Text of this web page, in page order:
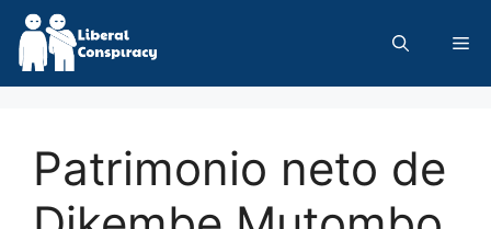
Skip
content
Patrimonio neto de